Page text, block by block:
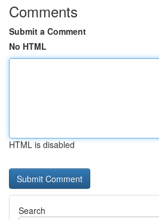
Comments
Submit a Comment
No HTML
HTML is disabled
Search